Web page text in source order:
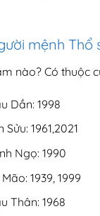
mệnh Thổ
nào? Có thuộc
Dần: 1998
1961,2021
Ngọ: 1990
1939, 1999
Thân: 1968